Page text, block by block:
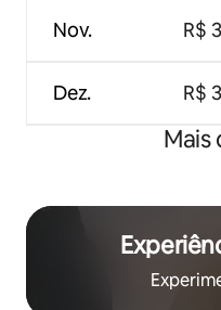
Nov.
Dez.
R$
R$
Mais